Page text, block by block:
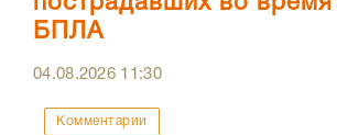
БПЛА
04.08.2026 11:30
Комментарии